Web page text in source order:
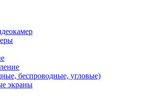
беспроводные, угловые)
экраны